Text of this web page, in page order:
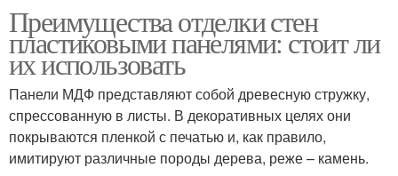
Преимущества отделки стен
пластиковыми панелями: стоит ли
их использовать
Панели МДФ представляют собой древесную стружку,
спрессованную в листы. В декоративных целях они
покрываются пленкой с печатью и, как правило,
имитируют различные породы дерева, реже – камень.